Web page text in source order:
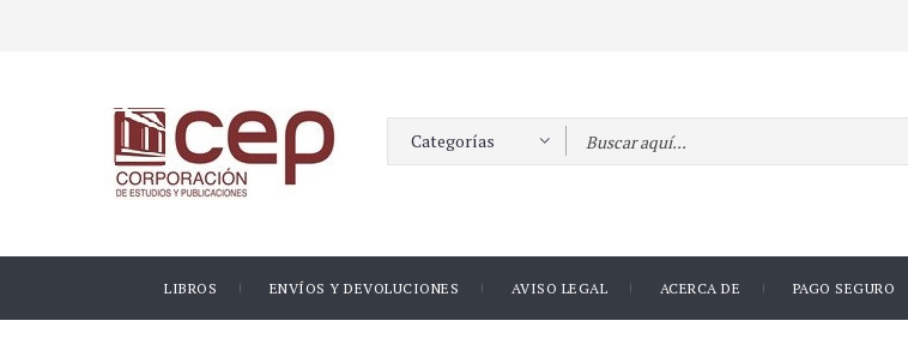
LIBROS ENVÍOS Y DEVOLUCIONES AVISO LEGAL ACERCA DE PAGO SEGURO